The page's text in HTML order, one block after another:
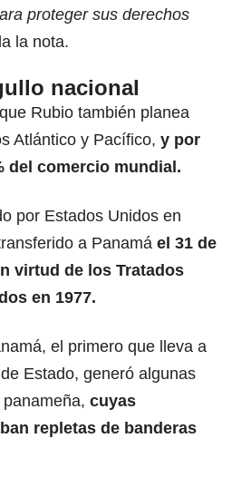
proteger sus derechos
la nota.
nacional
Rubio también planea
Atlántico y Pacífico, y por
del comercio mundial.
por Estados Unidos en
a Panamá el 31 de
virtud de los Tratados
en 1977.
el primero que lleva a
Estado, generó algunas
cuyas
repletas de banderas